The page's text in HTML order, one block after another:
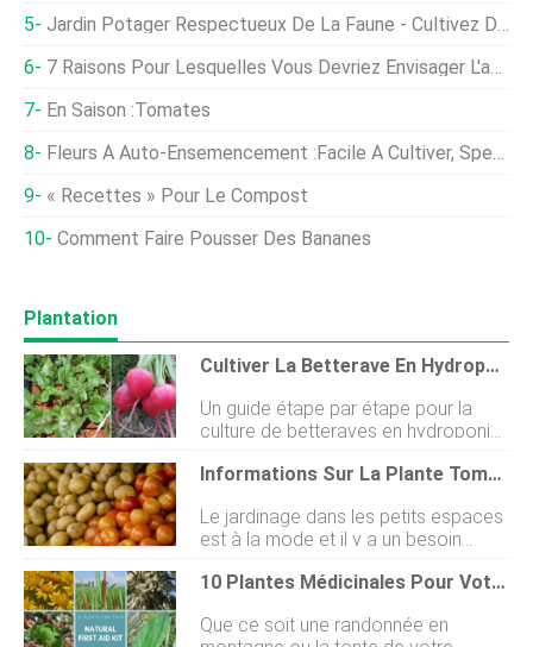
Jardin Potager Respectueux De La Faune - Cultivez Des Légumes Dans Un Jardin Animalier
7 Raisons Pour Lesquelles Vous Devriez Envisager L'apiculture
En Saison :Tomates
Fleurs À Auto-Ensemencement :facile À Cultiver, Spectaculaire À Apprécier
« Recettes » Pour Le Compost
Comment Faire Pousser Des Bananes
Plantation
Cultiver La Betterave En Hydroponie - Un Guide Complet
Un guide étape par étape pour la
culture de betteraves en hydroponie
Parlons de la culture hydroponique
de la betterave ainsi que dautres
germination des graines de
betterave, repiquage, prendre soin
de vos betteraves hydroponiques,
besoin dune solution nutritive, engrais
pour betteraves hydroponiques et
procédure de récolte des betteraves
Informations Sur La Plante TomTato:Cultiver Une Plante De Pomme De Terre De Tomate Greffée
Le jardinage dans les petits espaces
est à la mode et il y a un besoin
croissant didées innovantes et
créatives pour utiliser efficacement
TomTato. Quest-ce quune plante
10 Plantes Médicinales Pour Votre Trousse De Secours Naturelle
Que ce soit une randonnée en